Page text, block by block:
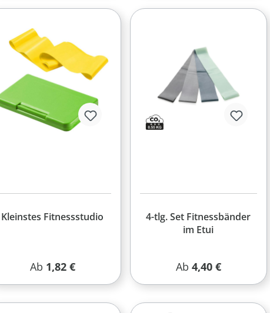
Kleinstes Fitnessstudio
Regulärer Preis:
Ab 1,82 €
4-tlg. Set Fitnessbänder
im Etui
Regulärer Preis:
Ab 4,40 €